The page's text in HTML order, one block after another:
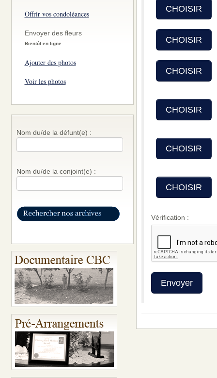
Offrir vos condoléances
Envoyer des fleurs
Bientôt en ligne
Ajouter des photos
Voir les photos
Nom du/de la défunt(e) :
Nom du/de la conjoint(e) :
CHOISIR
CHOISIR
CHOISIR
CHOISIR
CHOISIR
CHOISIR
Vérification :